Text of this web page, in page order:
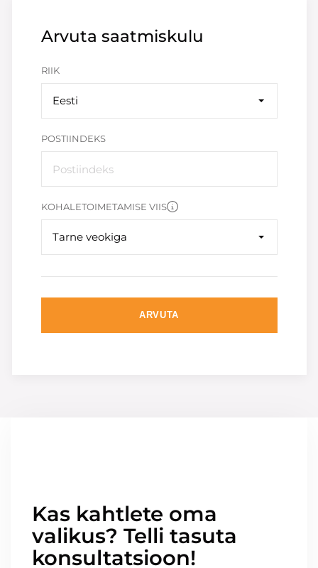
Arvuta saatmiskulu
RIIK
Eesti
POSTIINDEKS
KOHALETOIMETAMISE VIIS
Tarne veokiga
ARVUTA
Kas kahtlete oma
valikus? Telli tasuta
konsultatsioon!